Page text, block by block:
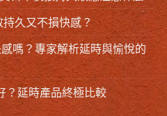
久又不損快感？
嗎？專家解析延時與愉悅的
？延時產品終極比較